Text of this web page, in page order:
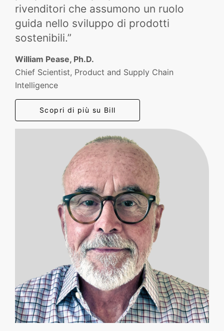
rivenditori che assumono un ruolo
guida nello sviluppo di prodotti
sostenibili.”
William Pease, Ph.D.
Chief Scientist, Product and Supply Chain
Intelligence
Scopri di più su Bill